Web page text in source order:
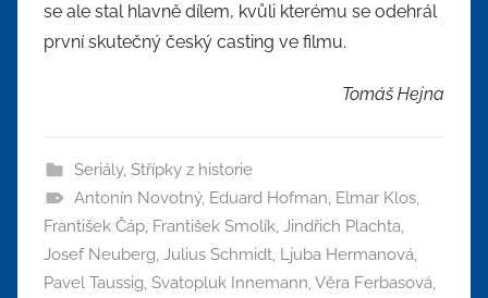
se ale stal hlavně dílem, kvůli kterému se odehrál
první skutečný český casting ve filmu.
Tomáš Hejna
Seriály, Střípky z historie
Antonín Novotný, Eduard Hofman, Elmar Klos,
František Čáp, František Smolík, Jindřich Plachta,
Josef Neuberg, Julius Schmidt, Ljuba Hermanová,
Pavel Taussig, Svatopluk Innemann,Věra Ferbasová,